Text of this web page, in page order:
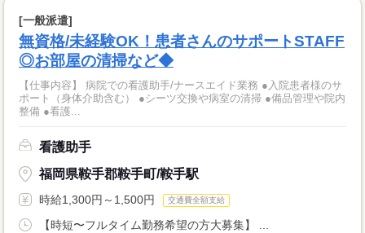
[一般派遣]
無資格/未経験OK！患者さんのサポートSTAFF
◎お部屋の清掃など◆
【仕事内容】 病院での看護助手/ナースエイド業務 ●入院患者様のサ
ポート（身体介助含む） ●シーツ交換や病室の清掃 ●備品管理や院内
整備 ●看護...
看護助手
福岡県鞍手郡鞍手町/鞍手駅
時給1,300円～1,500円 交通費全額支給
【時短〜フルタイム勤務希望の方大募集】 ...